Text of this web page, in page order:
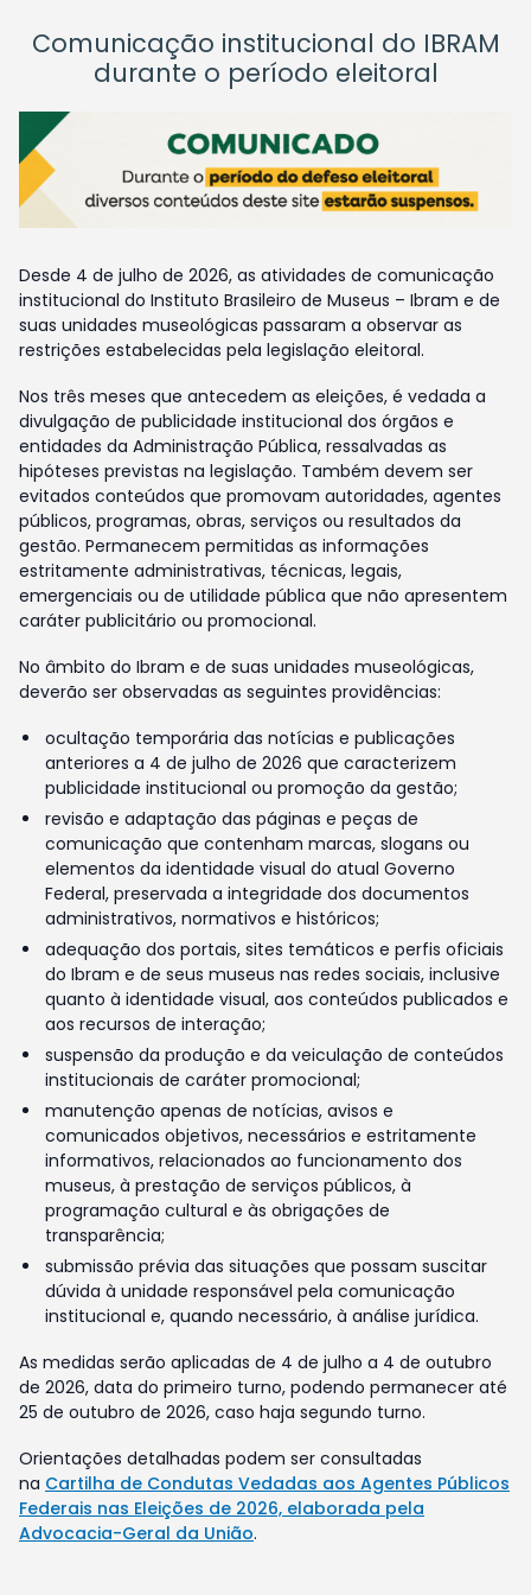
Comunicação institucional do IBRAM
durante o período eleitoral
Desde 4 de julho de 2026, as atividades de comunicação
institucional do Instituto Brasileiro de Museus – Ibram e de
suas unidades museológicas passaram a observar as
restrições estabelecidas pela legislação eleitoral.
Nos três meses que antecedem as eleições, é vedada a
divulgação de publicidade institucional dos órgãos e
entidades da Administração Pública, ressalvadas as
hipóteses previstas na legislação. Também devem ser
evitados conteúdos que promovam autoridades, agentes
públicos, programas, obras, serviços ou resultados da
gestão. Permanecem permitidas as informações
estritamente administrativas, técnicas, legais,
emergenciais ou de utilidade pública que não apresentem
caráter publicitário ou promocional.
No âmbito do Ibram e de suas unidades museológicas,
deverão ser observadas as seguintes providências:
ocultação temporária das notícias e publicações
anteriores a 4 de julho de 2026 que caracterizem
publicidade institucional ou promoção da gestão;
revisão e adaptação das páginas e peças de
comunicação que contenham marcas, slogans ou
elementos da identidade visual do atual Governo
Federal, preservada a integridade dos documentos
administrativos, normativos e históricos;
adequação dos portais, sites temáticos e perfis oficiais
do Ibram e de seus museus nas redes sociais, inclusive
quanto à identidade visual, aos conteúdos publicados e
aos recursos de interação;
suspensão da produção e da veiculação de conteúdos
institucionais de caráter promocional;
manutenção apenas de notícias, avisos e
comunicados objetivos, necessários e estritamente
informativos, relacionados ao funcionamento dos
museus, à prestação de serviços públicos, à
programação cultural e às obrigações de
transparência;
submissão prévia das situações que possam suscitar
dúvida à unidade responsável pela comunicação
institucional e, quando necessário, à análise jurídica.
As medidas serão aplicadas de 4 de julho a 4 de outubro
de 2026, data do primeiro turno, podendo permanecer até
25 de outubro de 2026, caso haja segundo turno.
Orientações detalhadas podem ser consultadas
na Cartilha de Condutas Vedadas aos Agentes Públicos
Federais nas Eleições de 2026, elaborada pela
Advocacia-Geral da União.